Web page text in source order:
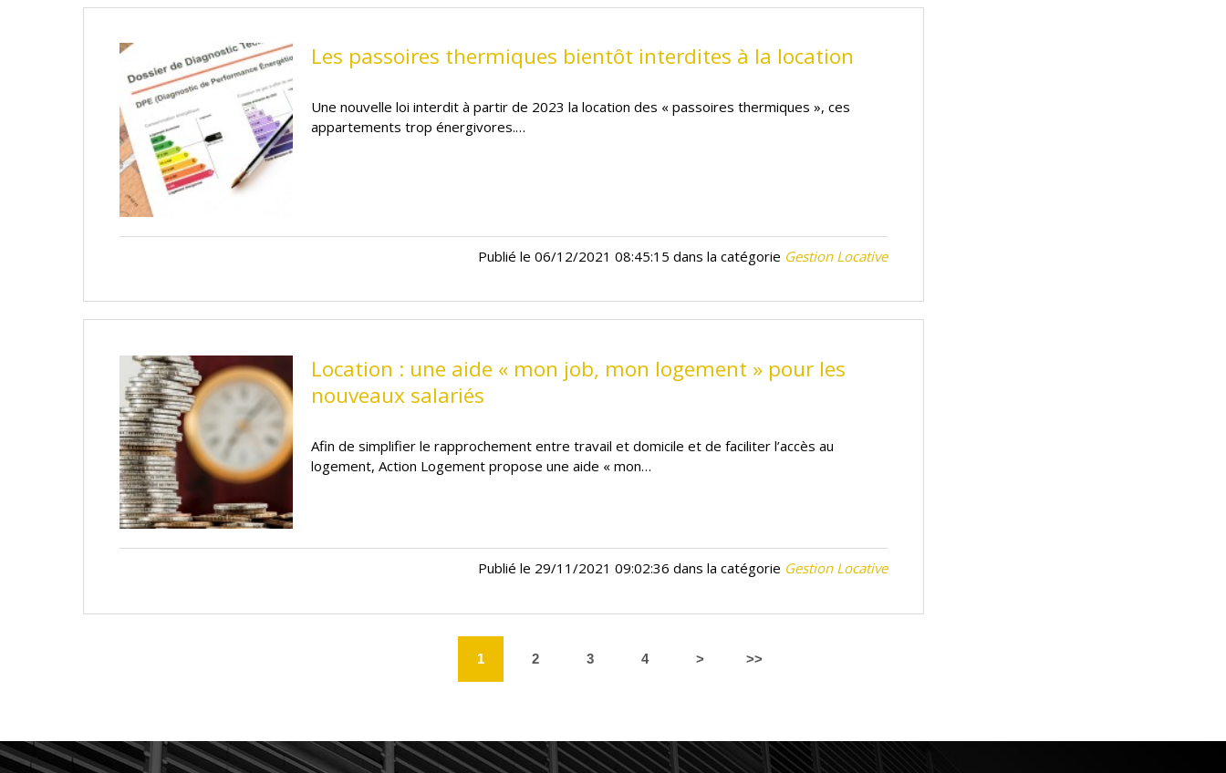
Les passoires thermiques bientôt interdites à la location
Une nouvelle loi interdit à partir de 2023 la location des « passoires thermiques », ces
appartements trop énergivores.…
Publié le 06/12/2021 08:45:15 dans la catégorie Gestion Locative
Location : une aide « mon job, mon logement » pour les
nouveaux salariés
Afin de simplifier le rapprochement entre travail et domicile et de faciliter l’accès au
logement, Action Logement propose une aide « mon…
Publié le 29/11/2021 09:02:36 dans la catégorie Gestion Locative
1 2 3 4 > >>